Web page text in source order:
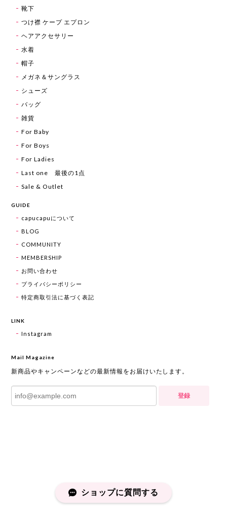
靴下
つけ襟 ケープ エプロン
ヘアアクセサリー
水着
帽子
メガネ＆サングラス
シューズ
バッグ
雑貨
For Baby
For Boys
For Ladies
Last one 最後の1点
Sale & Outlet
GUIDE
capucapuについて
BLOG
COMMUNITY
MEMBERSHIP
お問い合わせ
プライバシーポリシー
特定商取引法に基づく表記
LINK
Instagram
Mail Magazine
新商品やキャンペーンなどの最新情報をお届けいたします。
登録
ショップに質問する